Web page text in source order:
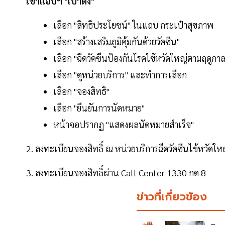
เลือก "สิทธิประโยชน์" ในแถบ กระเป๋าสุขภาพ
เลือก "สร้างเสริมภูมิคุ้มกันด้วยวัคซีน"
เลือก "ฉีดวัคซีนป้องกันโรคไข้หวัดใหญ่ตามฤดูกา
เลือก "ดูหน่วยบริการ" และทำการเลือก
เลือก "จองสิทธิ"
เลือก "ยืนยันการนัดหมาย"
หน้าจอปรากฏ "แสดงผลนัดหมายสำเร็จ"
2. ลงทะเบียนจองสิทธิ์ ณ หน่วยบริการฉีดวัคซีนไข้หวัดใ
3. ลงทะเบียนจองสิทธิ์ผ่าน Call Center 1330 กด 8
ข่าวที่เกี่ยวข้อง